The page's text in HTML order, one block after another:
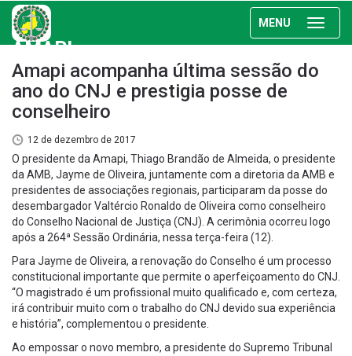
MENU
AMAPI
Amapi acompanha última sessão do
ano do CNJ e prestigia posse de
conselheiro
12 de dezembro de 2017
O presidente da Amapi, Thiago Brandão de Almeida, o presidente
da AMB, Jayme de Oliveira, juntamente com a diretoria da AMB e
presidentes de associações regionais, participaram da posse do
desembargador Valtércio Ronaldo de Oliveira como conselheiro
do Conselho Nacional de Justiça (CNJ). A cerimônia ocorreu logo
após a 264ª Sessão Ordinária, nessa terça-feira (12).
Para Jayme de Oliveira, a renovação do Conselho é um processo
constitucional importante que permite o aperfeiçoamento do CNJ.
“O magistrado é um profissional muito qualificado e, com certeza,
irá contribuir muito com o trabalho do CNJ devido sua experiência
e história”, complementou o presidente.
Ao empossar o novo membro, a presidente do Supremo Tribunal